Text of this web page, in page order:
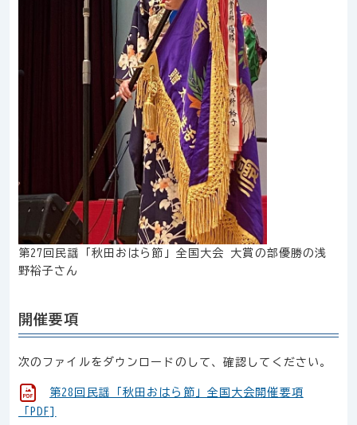
第27回民謡「秋田おはら節」全国大会 大賞の部優勝の浅
野裕子さん
開催要項
次のファイルをダウンロードのして、確認してください。
第28回民謡「秋田おはら節」全国大会開催要項
「PDF]